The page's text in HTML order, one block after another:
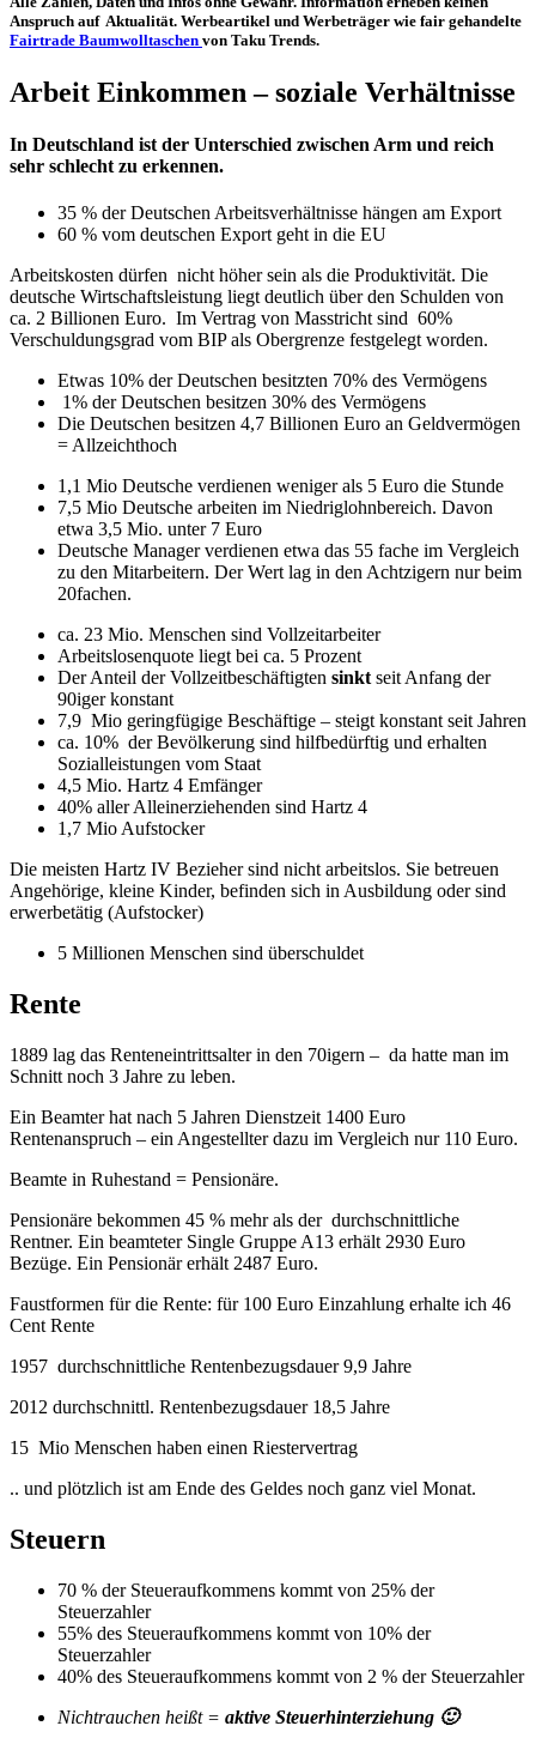
Anspruch auf Aktualität. Werbeartikel und Werbeträger wie fair gehandelte
Fairtrade Baumwolltaschen von Taku Trends.
Arbeit Einkommen – soziale Verhältnisse
In Deutschland ist der Unterschied zwischen Arm und reich
sehr schlecht zu erkennen.
35 % der Deutschen Arbeitsverhältnisse hängen am Export
60 % vom deutschen Export geht in die EU
Arbeitskosten dürfen nicht höher sein als die Produktivität. Die
deutsche Wirtschaftsleistung liegt deutlich über den Schulden von
ca. 2 Billionen Euro. Im Vertrag von Masstricht sind 60%
Verschuldungsgrad vom BIP als Obergrenze festgelegt worden.
Etwas 10% der Deutschen besitzten 70% des Vermögens
1% der Deutschen besitzen 30% des Vermögens
Die Deutschen besitzen 4,7 Billionen Euro an Geldvermögen
= Allzeichthoch
1,1 Mio Deutsche verdienen weniger als 5 Euro die Stunde
7,5 Mio Deutsche arbeiten im Niedriglohnbereich. Davon
etwa 3,5 Mio. unter 7 Euro
Deutsche Manager verdienen etwa das 55 fache im Vergleich
zu den Mitarbeitern. Der Wert lag in den Achtzigern nur beim
20fachen.
ca. 23 Mio. Menschen sind Vollzeitarbeiter
Arbeitslosenquote liegt bei ca. 5 Prozent
Der Anteil der Vollzeitbeschäftigten sinkt seit Anfang der
90iger konstant
7,9 Mio geringfügige Beschäftige – steigt konstant seit Jahren
ca. 10% der Bevölkerung sind hilfbedürftig und erhalten
Sozialleistungen vom Staat
4,5 Mio. Hartz 4 Emfänger
40% aller Alleinerziehenden sind Hartz 4
1,7 Mio Aufstocker
Die meisten Hartz IV Bezieher sind nicht arbeitslos. Sie betreuen
Angehörige, kleine Kinder, befinden sich in Ausbildung oder sind
erwerbetätig (Aufstocker)
5 Millionen Menschen sind überschuldet
Rente
1889 lag das Renteneintrittsalter in den 70igern – da hatte man im
Schnitt noch 3 Jahre zu leben.
Ein Beamter hat nach 5 Jahren Dienstzeit 1400 Euro
Rentenanspruch – ein Angestellter dazu im Vergleich nur 110 Euro.
Beamte in Ruhestand = Pensionäre.
Pensionäre bekommen 45 % mehr als der durchschnittliche
Rentner. Ein beamteter Single Gruppe A13 erhält 2930 Euro
Bezüge. Ein Pensionär erhält 2487 Euro.
Faustformen für die Rente: für 100 Euro Einzahlung erhalte ich 46
Cent Rente
1957 durchschnittliche Rentenbezugsdauer 9,9 Jahre
2012 durchschnittl. Rentenbezugsdauer 18,5 Jahre
15 Mio Menschen haben einen Riestervertrag
.. und plötzlich ist am Ende des Geldes noch ganz viel Monat.
Steuern
70 % der Steueraufkommens kommt von 25% der
Steuerzahler
55% des Steueraufkommens kommt von 10% der
Steuerzahler
40% des Steueraufkommens kommt von 2 % der Steuerzahler
Nichtrauchen heißt = aktive Steuerhinterziehung 🙂